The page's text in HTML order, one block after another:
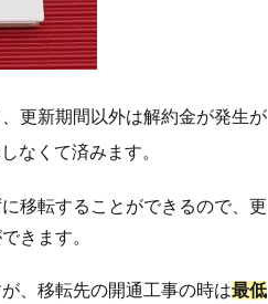
更新期間以外は解約金が発生が
なくて済みます。
移転することができるので、更
きます。
、移転先の開通工事の時は最低